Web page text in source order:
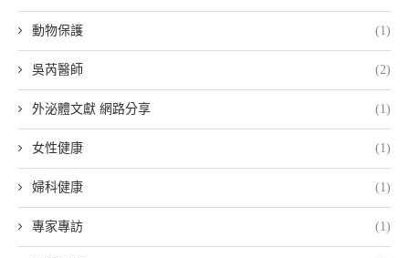
動物保護 (1)
吳芮醫師 (2)
外泌體文獻 網路分享 (1)
女性健康 (1)
婦科健康 (1)
專家專訪 (1)